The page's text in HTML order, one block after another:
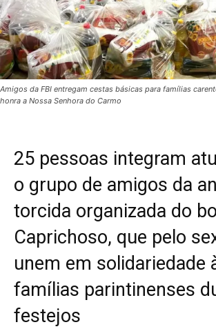
Amigos da FBI entregam cestas básicas para famílias
honra a Nossa Senhora do Carmo
25 pessoas integram
o grupo de amigos da
torcida organizada do
Caprichoso, que pelo
unem em solidariedade
famílias parintinenses
festejos